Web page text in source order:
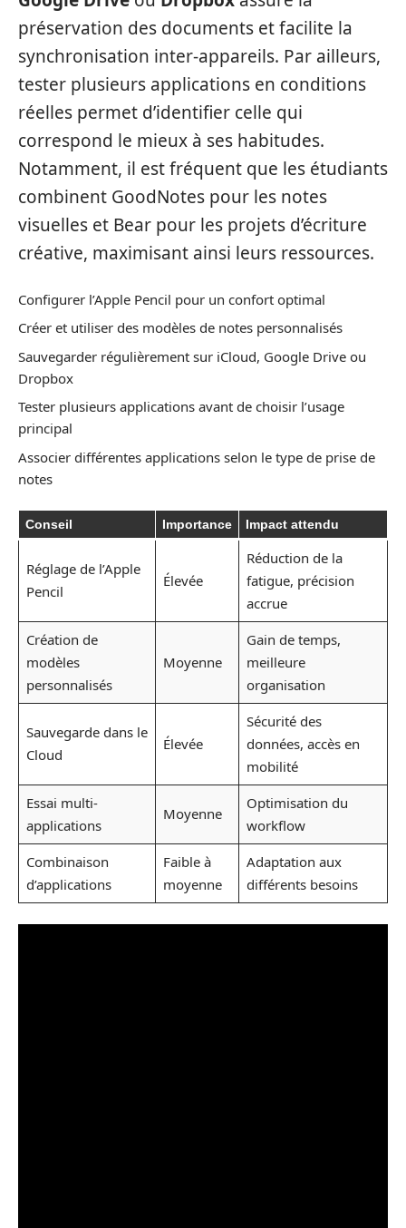
préservation des documents et facilite la
synchronisation inter-appareils. Par ailleurs,
tester plusieurs applications en conditions
réelles permet d’identifier celle qui
correspond le mieux à ses habitudes.
Notamment, il est fréquent que les étudiants
combinent GoodNotes pour les notes
visuelles et Bear pour les projets d’écriture
créative, maximisant ainsi leurs ressources.
Configurer l’Apple Pencil pour un confort optimal
Créer et utiliser des modèles de notes personnalisés
Sauvegarder régulièrement sur iCloud, Google Drive ou
Dropbox
Tester plusieurs applications avant de choisir l’usage
principal
Associer différentes applications selon le type de prise de
notes
Conseil Importance Impact attendu
Réglage de l’Apple
Pencil
Élevée
Réduction de la
fatigue, précision
accrue
Création de
modèles
personnalisés
Moyenne
Gain de temps,
meilleure
organisation
Sauvegarde dans le
Cloud
Élevée
Sécurité des
données, accès en
mobilité
Essai multi-
applications
Moyenne
Optimisation du
workflow
Combinaison
d’applications
Faible à
moyenne
Adaptation aux
différents besoins